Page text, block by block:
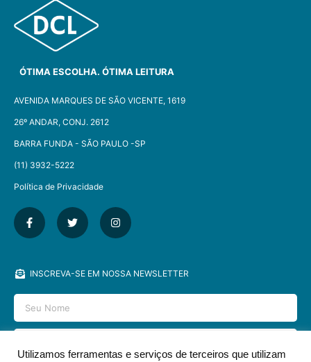
ÓTIMA ESCOLHA. ÓTIMA LEITURA
AVENIDA MARQUES DE SÃO VICENTE, 1619
26º ANDAR, CONJ. 2612
BARRA FUNDA - SÃO PAULO -SP​
(11) 3932-5222
Política de Privacidade
INSCREVA-SE EM NOSSA NEWSLETTER
Utilizamos ferramentas e serviços de terceiros que utilizam